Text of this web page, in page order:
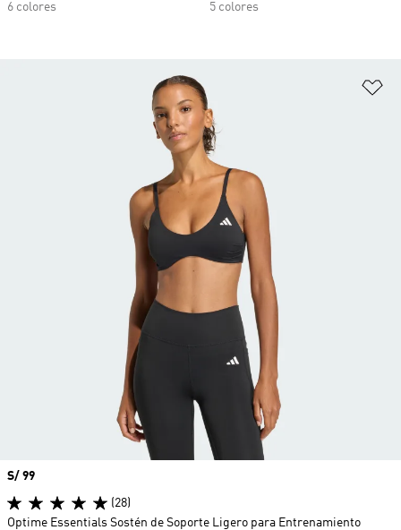
6 colores 5 colores
Precio
S/ 99
(28)
Optime Essentials Sostén de Soporte Ligero para Entrenamiento